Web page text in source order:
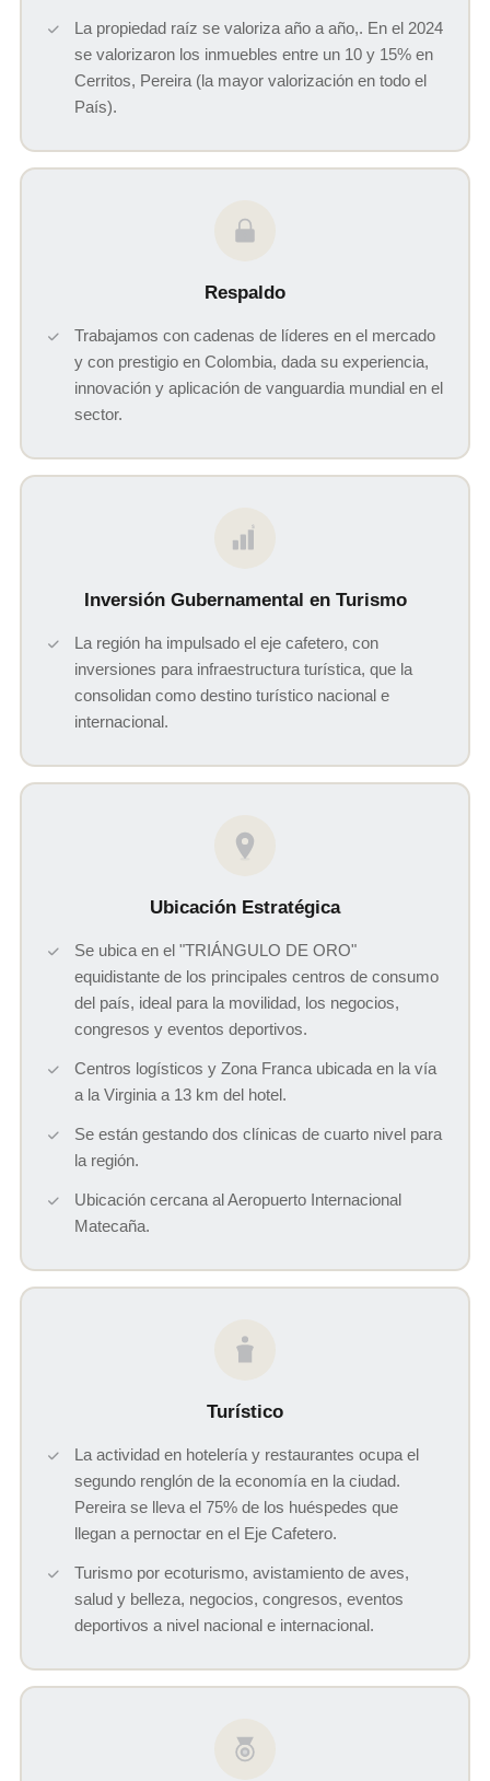
La propiedad raíz se valoriza año a año,. En el 2024
se valorizaron los inmuebles entre un 10 y 15% en
Cerritos, Pereira (la mayor valorización en todo el
País).
Respaldo
Trabajamos con cadenas de líderes en el mercado
y con prestigio en Colombia, dada su experiencia,
innovación y aplicación de vanguardia mundial en el
sector.
$
Inversión Gubernamental en Turismo
La región ha impulsado el eje cafetero, con
inversiones para infraestructura turística, que la
consolidan como destino turístico nacional e
internacional.
Ubicación Estratégica
Se ubica en el "TRIÁNGULO DE ORO"
equidistante de los principales centros de consumo
del país, ideal para la movilidad, los negocios,
congresos y eventos deportivos.
Centros logísticos y Zona Franca ubicada en la vía
a la Virginia a 13 km del hotel.
Se están gestando dos clínicas de cuarto nivel para
la región.
Ubicación cercana al Aeropuerto Internacional
Matecaña.
Turístico
La actividad en hotelería y restaurantes ocupa el
segundo renglón de la economía en la ciudad.
Pereira se lleva el 75% de los huéspedes que
llegan a pernoctar en el Eje Cafetero.
Turismo por ecoturismo, avistamiento de aves,
salud y belleza, negocios, congresos, eventos
deportivos a nivel nacional e internacional.